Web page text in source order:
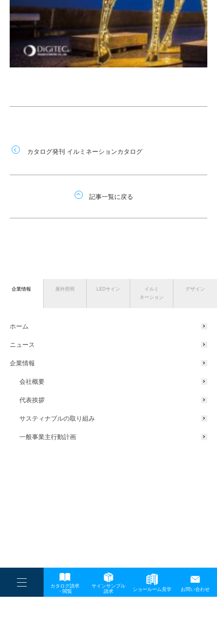
----
----
-
カタログ請求
・閲覧
サインサンプル
請求
ショールーム見学 お問い合わせ
企業情報 屋外照明 LEDサイン
イルミ
ネーション
デザイン
ホーム
ニュース
企業情報
会社概要
代表挨拶
サスティナブルの取り組み
一般事業主行動計画
カタログ発刊 イルミネーションカタログ
記事一覧に戻る